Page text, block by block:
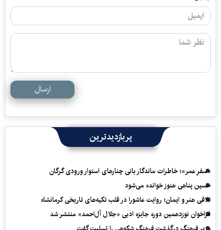
ارسال
پربازدیدترین
«سفرِ عمر»؛ خاطرات ماندگار بانی چنارهای استوار ورودی گرگان
حسین پناهی هنوز خوانده می‌شود
تلاقی هنر و ایمان؛ روایت عاشورا در قلب تکیه‌های تاریخی کرمانشاه
فراخوان نوزدهمین دوره جایزه ادبی «جلال آل‌احمد» منتشر شد